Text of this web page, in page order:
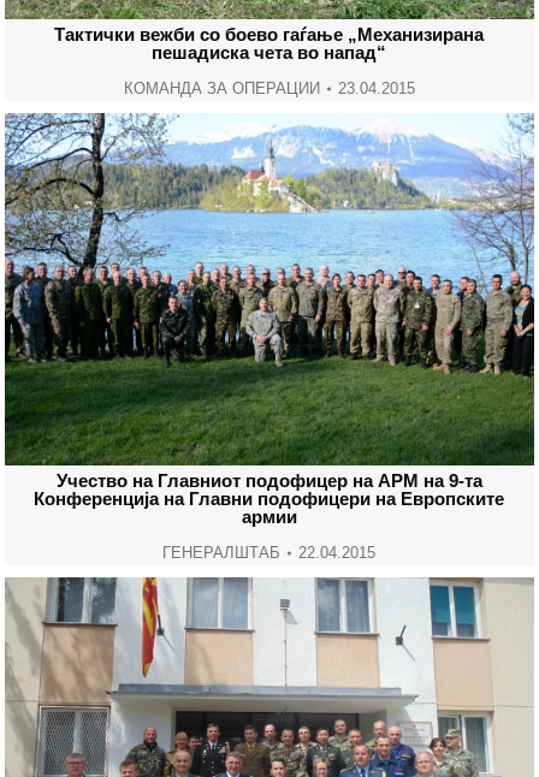
Тактички вежби со боево гаѓање „Механизирана
пешадиска чета во напад“
КОМАНДА ЗА ОПЕРАЦИИ 23.04.2015
Учество на Главниот подофицер на АРМ на 9-та
Конференција на Главни подофицери на Европските
армии
ГЕНЕРАЛШТАБ 22.04.2015